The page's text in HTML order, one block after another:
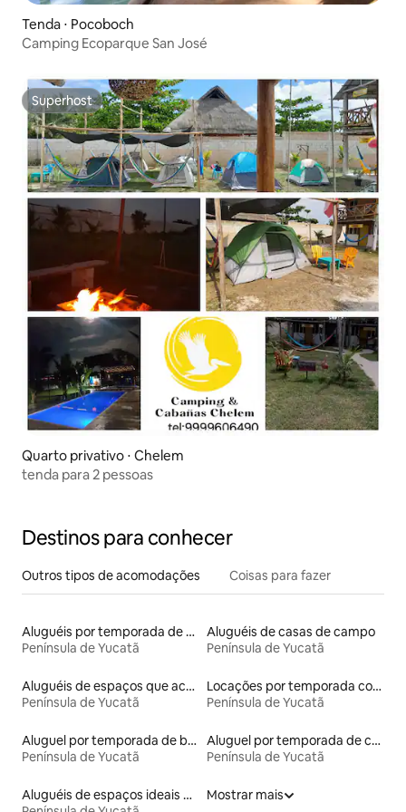
Tenda ⋅ Pocoboch
Camping Ecoparque San José
Superhost
Superhost
Quarto privativo ⋅ Chelem
tenda para 2 pessoas
Destinos para conhecer
Outros tipos de acomodações Coisas para fazer
Aluguéis por temporada de acomodações de luxo
Península de Yucatã
Aluguéis de casas de campo
Península de Yucatã
Aluguéis de espaços que aceitam animais de estimação
Península de Yucatã
Locações por temporada com piscina
Península de Yucatã
Aluguel por temporada de barcos
Península de Yucatã
Aluguel por temporada de contêineres
Península de Yucatã
Aluguéis de espaços ideais para famílias
Mostrar mais